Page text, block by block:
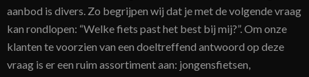
aanbod is divers. Zo begrijpen wij dat je met de volgende vraag
kan rondlopen: “Welke fiets past het best bij mij?”. Om onze
klanten te voorzien van een doeltreffend antwoord op deze
vraag is er een ruim assortiment aan: jongensfietsen,